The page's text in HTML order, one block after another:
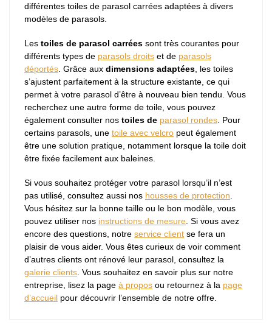
différentes toiles de parasol carrées adaptées à divers
modèles de parasols.
Les toiles de parasol carrées sont très courantes pour
différents types de parasols droits et de parasols
déportés . Grâce aux dimensions adaptées , les toiles
s’ajustent parfaitement à la structure existante, ce qui
permet à votre parasol d’être à nouveau bien tendu. Vous
recherchez une autre forme de toile, vous pouvez
également consulter nos toiles de parasol rondes . Pour
certains parasols, une toile avec velcro peut également
être une solution pratique, notamment lorsque la toile doit
être fixée facilement aux baleines.
Si vous souhaitez protéger votre parasol lorsqu’il n’est
pas utilisé, consultez aussi nos housses de protection.
Vous hésitez sur la bonne taille ou le bon modèle, vous
pouvez utiliser nos instructions de mesure. Si vous avez
encore des questions, notre service client se fera un
plaisir de vous aider. Vous êtes curieux de voir comment
d’autres clients ont rénové leur parasol, consultez la
galerie clients. Vous souhaitez en savoir plus sur notre
entreprise, lisez la page à propos ou retournez à la page
d’accueil pour découvrir l’ensemble de notre offre.